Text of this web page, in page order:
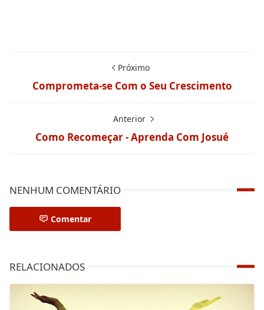
Próximo
Comprometa-se Com o Seu Crescimento
Anterior
Como Recomeçar - Aprenda Com Josué
NENHUM COMENTÁRIO
Comentar
RELACIONADOS